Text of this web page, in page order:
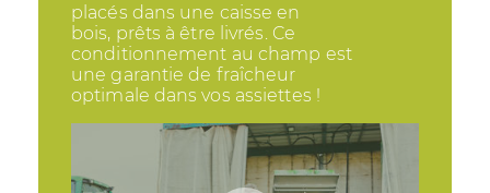
placés dans une caisse en
bois, prêts à être livrés. Ce
conditionnement au champ est
une garantie de fraîcheur
optimale dans vos assiettes !